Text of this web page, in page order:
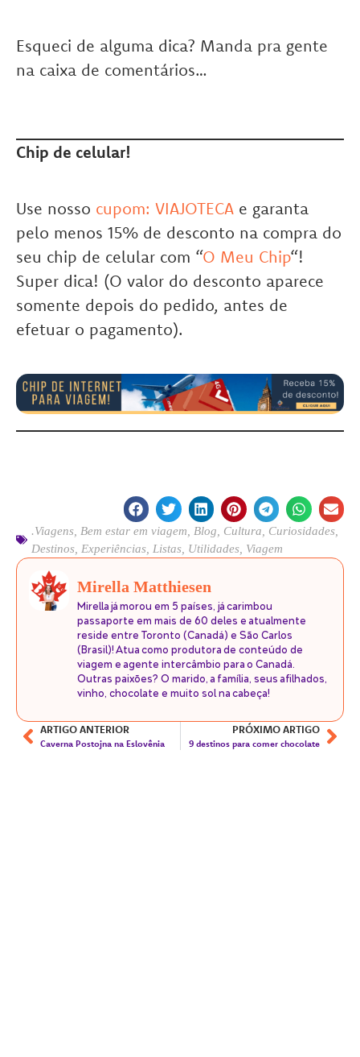
Esqueci de alguma dica? Manda pra gente
na caixa de comentários…
Chip de celular!
Use nosso cupom: VIAJOTECA e garanta
pelo menos 15% de desconto na compra do
seu chip de celular com “O Meu Chip“!
Super dica! (O valor do desconto aparece
somente depois do pedido, antes de
efetuar o pagamento).
.Viagens Bem estar em viagem Blog Cultura Curiosidades
Destinos Experiências Listas Utilidades Viagem
Mirella Matthiesen
Mirella já morou em 5 países, já carimbou
passaporte em mais de 60 deles e atualmente
reside entre Toronto (Canadá) e São Carlos
(Brasil)! Atua como produtora de conteúdo de
viagem e agente intercâmbio para o Canadá.
Outras paixões? O marido, a família, seus afilhados,
vinho, chocolate e muito sol na cabeça!
ARTIGO ANTERIOR
Caverna Postojna na Eslovênia
PRÓXIMO ARTIGO
9 destinos para comer chocolate